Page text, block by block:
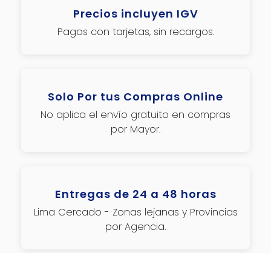
Precios incluyen IGV
Pagos con tarjetas, sin recargos.
Solo Por tus Compras Online
No aplica el envío gratuito en compras
por Mayor.
Entregas de 24 a 48 horas
Lima Cercado - Zonas lejanas y Provincias
por Agencia.